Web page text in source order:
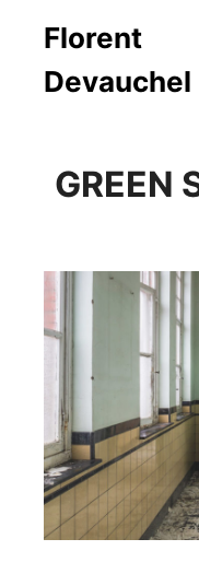
Florent
Devauchel
GREEN